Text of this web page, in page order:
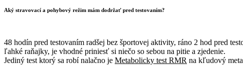
Aký stravovací a pohybový režim mám dodržať pred testovaním?
48 hodín pred testovaním radšej bez športovej aktivity, ráno 2 hod pred
ľahké raňajky, je vhodné priniesť si niečo so sebou na pitie a zjedenie.
Jediný test ktorý sa robí nalačno je Metabolicky test RMR na kľudový